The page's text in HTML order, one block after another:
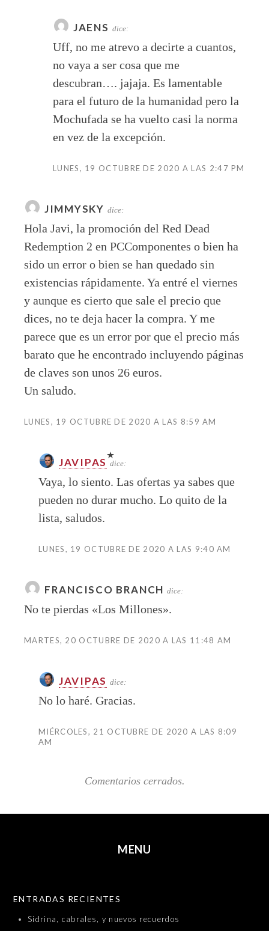
JAENS dice:
Uff, no me atrevo a decirte a cuantos,
no vaya a ser cosa que me
descubran…. jajaja. Es lamentable
para el futuro de la humanidad pero la
Mochufada se ha vuelto casi la norma
en vez de la excepción.
LUNES, 19 OCTUBRE DE 2020 A LAS 2:47 PM
JIMMYSKY dice:
Hola Javi, la promoción del Red Dead
Redemption 2 en PCComponentes o bien ha
sido un error o bien se han quedado sin
existencias rápidamente. Ya entré el viernes
y aunque es cierto que sale el precio que
dices, no te deja hacer la compra. Y me
parece que es un error por que el precio más
barato que he encontrado incluyendo páginas
de claves son unos 26 euros.
Un saludo.
LUNES, 19 OCTUBRE DE 2020 A LAS 8:59 AM
JAVIPAS dice:
Vaya, lo siento. Las ofertas ya sabes que
pueden no durar mucho. Lo quito de la
lista, saludos.
LUNES, 19 OCTUBRE DE 2020 A LAS 9:40 AM
FRANCISCO BRANCH dice:
No te pierdas «Los Millones».
MARTES, 20 OCTUBRE DE 2020 A LAS 11:48 AM
JAVIPAS dice:
No lo haré. Gracias.
MIÉRCOLES, 21 OCTUBRE DE 2020 A LAS 8:09
AM
Comentarios cerrados.
MENU
ENTRADAS RECIENTES
Sidrina, cabrales, y nuevos recuerdos